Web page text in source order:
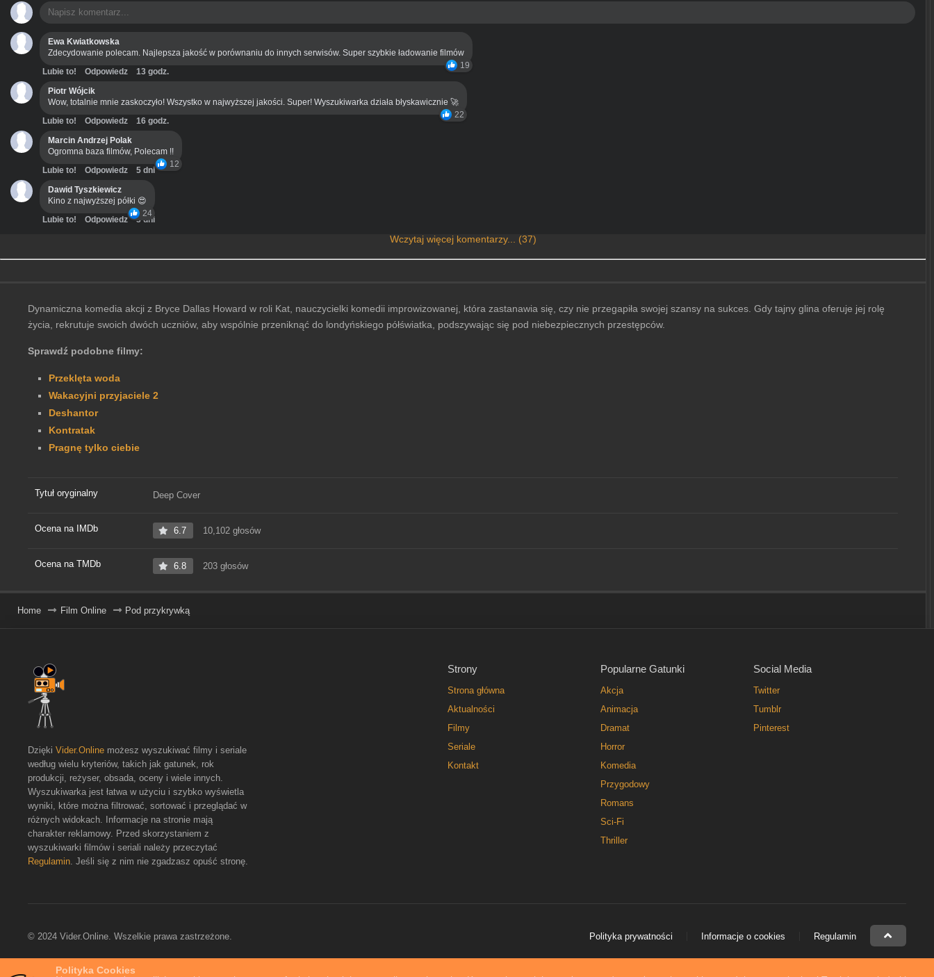
Polityka Cookies
Ewa Kwiatkowska
Zdecydowanie polecam. Najlepsza jakość w porównaniu do innych serwisów. Super szybkie ładowanie filmów
19
Lubie to! Odpowiedz
13 godz.
Piotr Wójcik
Wow, totalnie mnie zaskoczyło! Wszystko w najwyższej jakości. Super! Wyszukiwarka działa błyskawicznie 🚀
22
Lubie to! Odpowiedz
16 godz.
Marcin Andrzej Polak
Ogromna baza filmów, Polecam !!
12
Lubie to! Odpowiedz
5 dni
Dawid Tyszkiewicz
Kino z najwyższej półki 😍
24
Lubie to! Odpowiedz 3 dni
Wczytaj więcej komentarzy... (37)
Dynamiczna komedia akcji z Bryce Dallas Howard w roli Kat, nauczycielki komedii improwizowanej, która zastanawia się, czy nie przegapiła swojej szansy na sukces. Gdy tajny glina oferuje jej rolę
życia, rekrutuje swoich dwóch uczniów, aby wspólnie przeniknąć do londyńskiego półświatka, podszywając się pod niebezpiecznych przestępców.
Sprawdź podobne filmy:
Przeklęta woda
Wakacyjni przyjaciele 2
Deshantor
Kontratak
Pragnę tylko ciebie
Tytuł oryginalny Deep Cover
Ocena na IMDb 6.7 10,102 głosów
Ocena na TMDb 6.8 203 głosów
Home Film Online Pod przykrywką
Strony
Strona główna
Aktualności
Filmy
Seriale
Kontakt
Popularne Gatunki
Akcja
Animacja
Dramat
Horror
Komedia
Przygodowy
Romans
Sci-Fi
Thriller
Social Media
Twitter
Tumblr
Pinterest
Dzięki Vider.Online możesz wyszukiwać filmy i seriale
według wielu kryteriów, takich jak gatunek, rok
produkcji, reżyser, obsada, oceny i wiele innych.
Wyszukiwarka jest łatwa w użyciu i szybko wyświetla
wyniki, które można filtrować, sortować i przeglądać w
różnych widokach. Informacje na stronie mają
charakter reklamowy. Przed skorzystaniem z
wyszukiwarki filmów i seriali należy przeczytać
Regulamin. Jeśli się z nim nie zgadzasz opuść stronę.
© 2024 Vider.Online. Wszelkie prawa zastrzeżone. Polityka prywatności Informacje o cookies Regulamin